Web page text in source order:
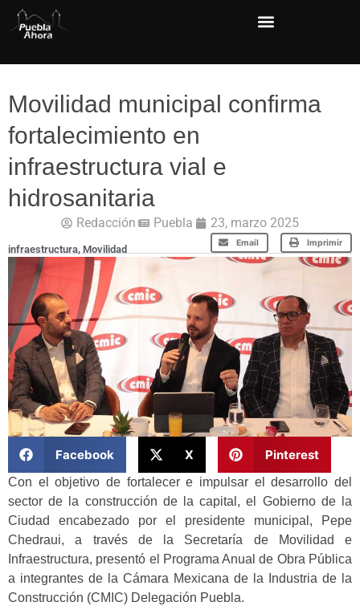
Movilidad municipal confirma
fortalecimiento en
infraestructura vial e
hidrosanitaria
Redacción Puebla 23, marzo 2025
Email Imprimir
infraestructura, Movilidad
Facebook X Pinterest
Con el objetivo de fortalecer e impulsar el desarrollo del
sector de la construcción de la capital, el Gobierno de la
Ciudad encabezado por el presidente municipal, Pepe
Chedraui, a través de la Secretaría de Movilidad e
Infraestructura, presentó el Programa Anual de Obra Pública
a integrantes de la Cámara Mexicana de la Industria de la
Construcción (CMIC) Delegación Puebla.